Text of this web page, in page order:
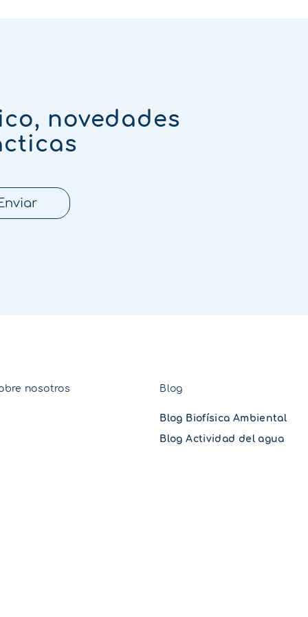
novedades
nosotros Blog
Blog Biofísica Ambiental
Blog Actividad del agua